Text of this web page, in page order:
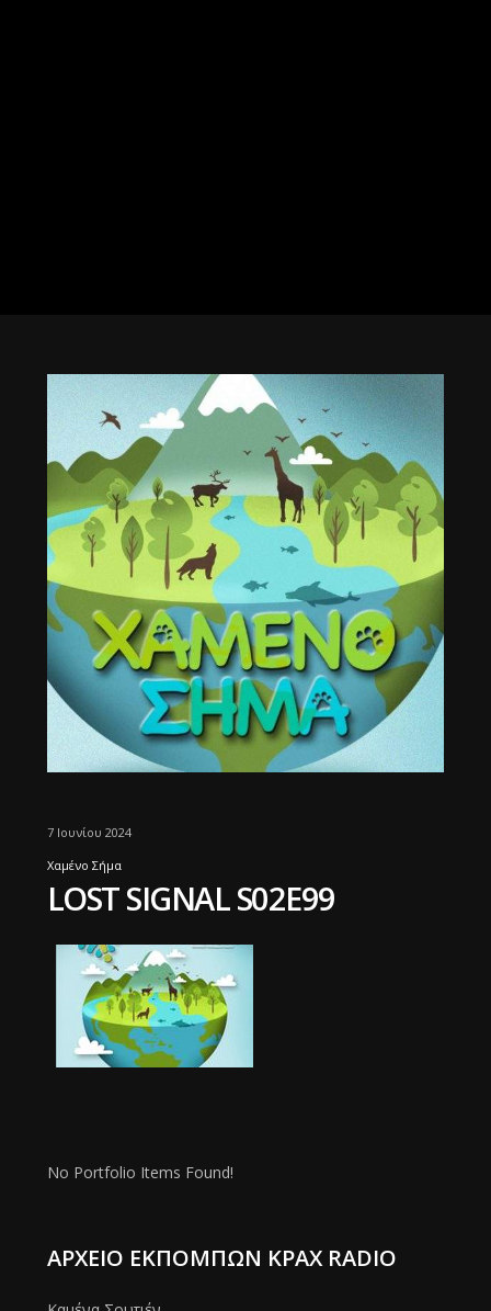
7 Ιουνίου 2024
Χαμένο Σήμα
LOST SIGNAL S02E99
No Portfolio Items Found!
ΑΡΧΕΊΟ ΕΚΠΟΜΠΏΝ ΚΡΑΧ RADIO